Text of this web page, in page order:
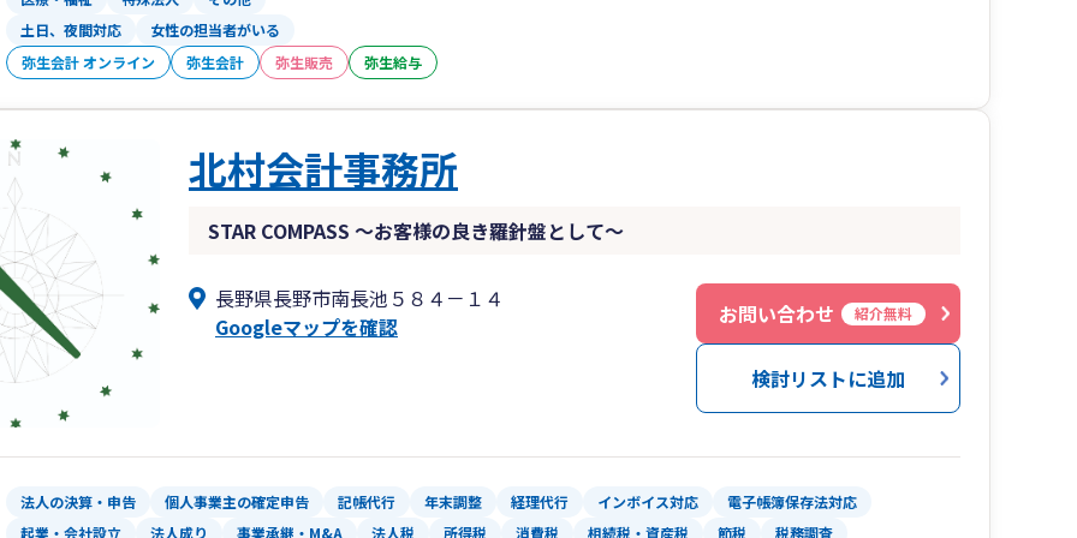
土日、夜間対応
女性の担当者がいる
弥生会計 オンライン
弥生会計 弥生販売 弥生給与
北村会計事務所
STAR COMPASS ～お客様の良き羅針盤として～
長野県長野市南長池５８４－１４
Googleマップを確認
お問い合わせ 紹介無料
検討リストに追加
法人の決算・申告 個人事業主の確定申告 記帳代行 年末調整 経理代行 インボイス対応
電子帳簿保存法対応
起業・会社設立
法人成り 事業承継・M&A 法人税 所得税 消費税 相続税・資産税 節税 税務調査